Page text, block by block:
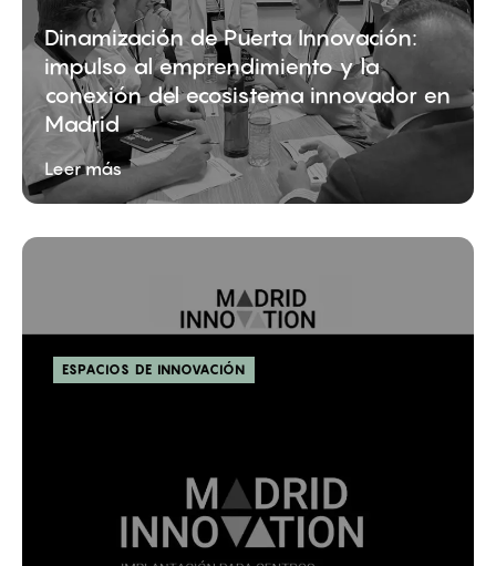
Dinamización de Puerta Innovación:
impulso al emprendimiento y la
conexión del ecosistema innovador en
Madrid
Leer más
ESPACIOS DE INNOVACIÓN